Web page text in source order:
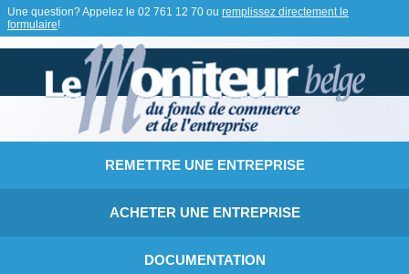
Une question? Appelez le 02 761 12 70 ou remplissez directement le
formulaire!
REMETTRE UNE ENTREPRISE
ACHETER UNE ENTREPRISE
DOCUMENTATION